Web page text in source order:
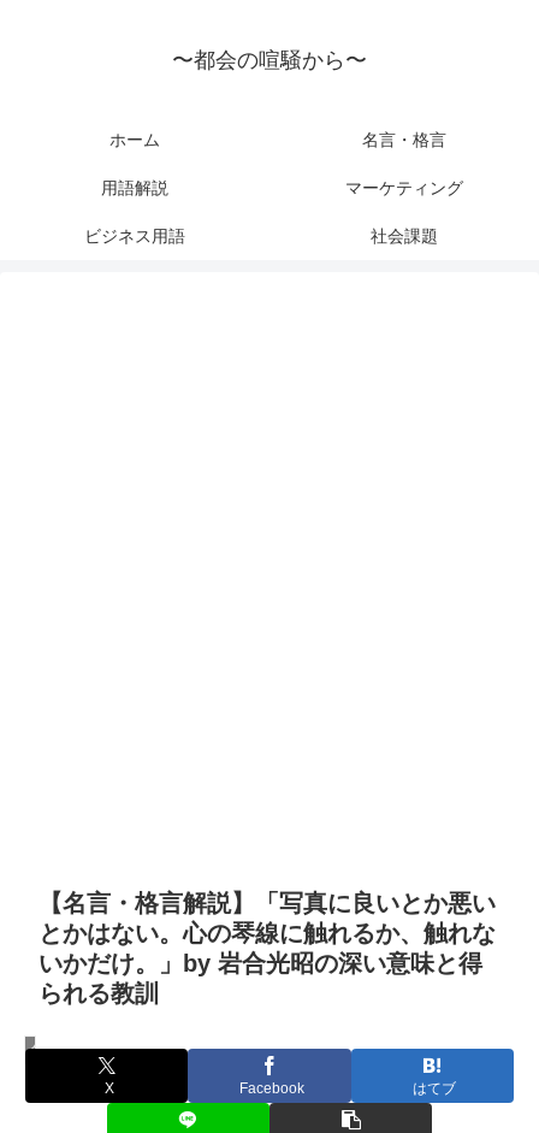
〜都会の喧騒から〜
ホーム 名言・格言
用語解説 マーケティング
ビジネス用語 社会課題
【名言・格言解説】「写真に良いとか悪い
とかはない。心の琴線に触れるか、触れな
いかだけ。」by 岩合光昭の深い意味と得
られる教訓
名言・格言
X Facebook はてブ